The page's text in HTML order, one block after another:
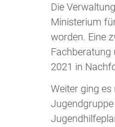
Die
Ministerium
worden. Eine
Fachberatung
2021 in
Weiter ging